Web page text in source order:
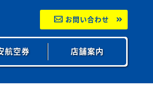
お問い合わせ
航空券 店舗案内